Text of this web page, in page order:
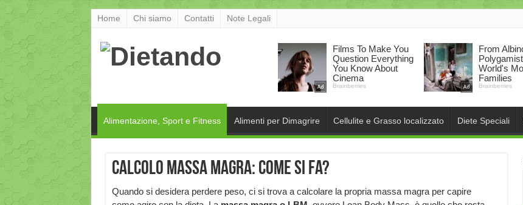
Home Chi siamo Contatti Note Legali
Alimentazione, Sport e Fitness Alimenti per Dimagrire Cellulite e Grasso localizzato Diete Speciali
Calcolo massa magra: come si fa?
Quando si desidera perdere peso, ci si trova a calcolare la propria massa magra per capire